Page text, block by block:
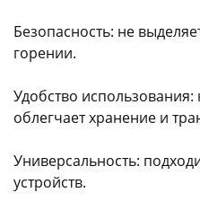
Безопасность: не
горении.
Удобство
облегчает хранение и
Универсальность:
устройств.